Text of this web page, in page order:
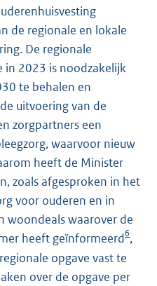
de regionale en lokale
De regionale
in 2023 is noodzakelijk
te behalen en
uitvoering van de
zorgpartners een
waarvoor nieuw
heeft de Minister
zoals afgesproken in het
voor ouderen en in
woondeals waarover de
heeft geïnformeerd6,
opgave vast te
over de opgave per